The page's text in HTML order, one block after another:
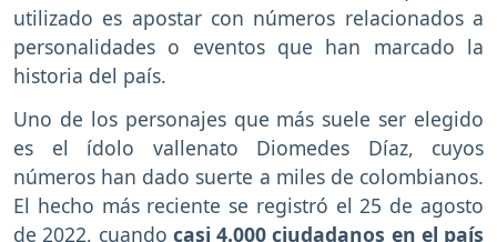
utilizado es apostar con números relacionados a
personalidades o eventos que han marcado la
historia del país.
Uno de los personajes que más suele ser elegido
es el ídolo vallenato Diomedes Díaz, cuyos
números han dado suerte a miles de colombianos.
El hecho más reciente se registró el 25 de agosto
de 2022, cuando casi 4.000 ciudadanos en el país